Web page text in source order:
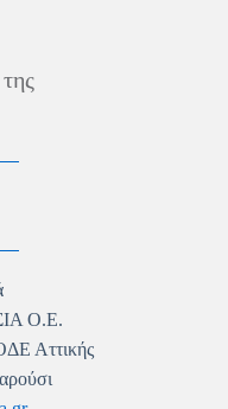
Ο.Ε.
Αττικής